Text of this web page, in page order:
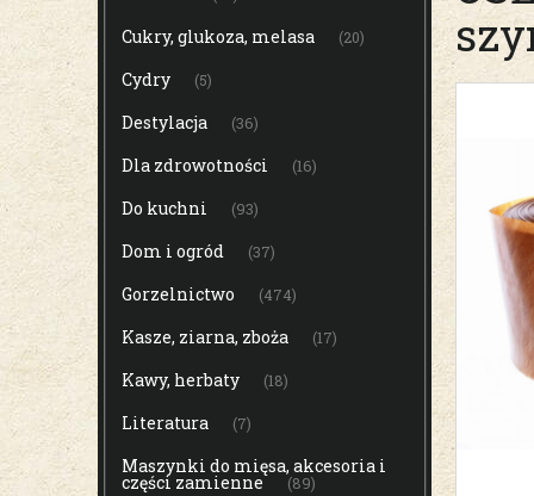
Cukry, glukoza, melasa (20)
Cydry (5)
Destylacja (36)
Dla zdrowotności (16)
Do kuchni (93)
Dom i ogród (37)
Gorzelnictwo (474)
Kasze, ziarna, zboża (17)
Kawy, herbaty (18)
Literatura (7)
Maszynki do mięsa, akcesoria i
części zamienne (89)